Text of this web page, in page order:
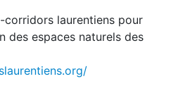
corridors laurentiens pour
des espaces naturels des